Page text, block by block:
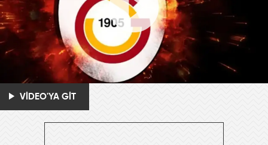
VİDEO'YA GİT